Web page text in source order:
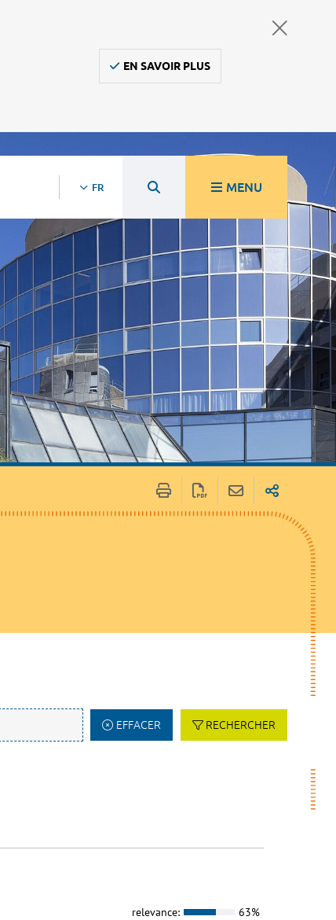
EN SAVOIR PLUS
FR MENU
EFFACER RECHERCHER
relevance: 63%